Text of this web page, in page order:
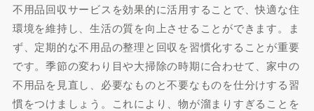
不用品回収サービスを効果的に活用することで、快適な住
環境を維持し、生活の質を向上させることができます。ま
ず、定期的な不用品の整理と回収を習慣化することが重要
です。季節の変わり目や大掃除の時期に合わせて、家中の
不用品を見直し、必要なものと不要なものを仕分けする習
慣をつけましょう。これにより、物が溜まりすぎることを